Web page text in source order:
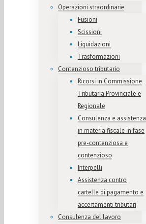
Operazioni straordinarie
Fusioni
Scissioni
Liquidazioni
Trasformazioni
Contenzioso tributario
Ricorsi in Commissione
Tributaria Provinciale e
Regionale
Consulenza e assistenza
in materia fiscale in fase
pre-contenziosa e
contenzioso
Interpelli
Assistenza contro
cartelle di pagamento e
accertamenti tributari
Consulenza del lavoro